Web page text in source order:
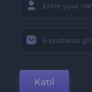
Katıl